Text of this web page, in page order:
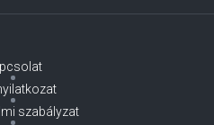
szabályzat